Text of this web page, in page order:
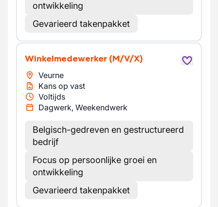
ontwikkeling
Gevarieerd takenpakket
Winkelmedewerker (M/V/X)
Veurne
Kans op vast
Voltijds
Dagwerk, Weekendwerk
Belgisch-gedreven en gestructureerd
bedrijf
Focus op persoonlijke groei en
ontwikkeling
Gevarieerd takenpakket